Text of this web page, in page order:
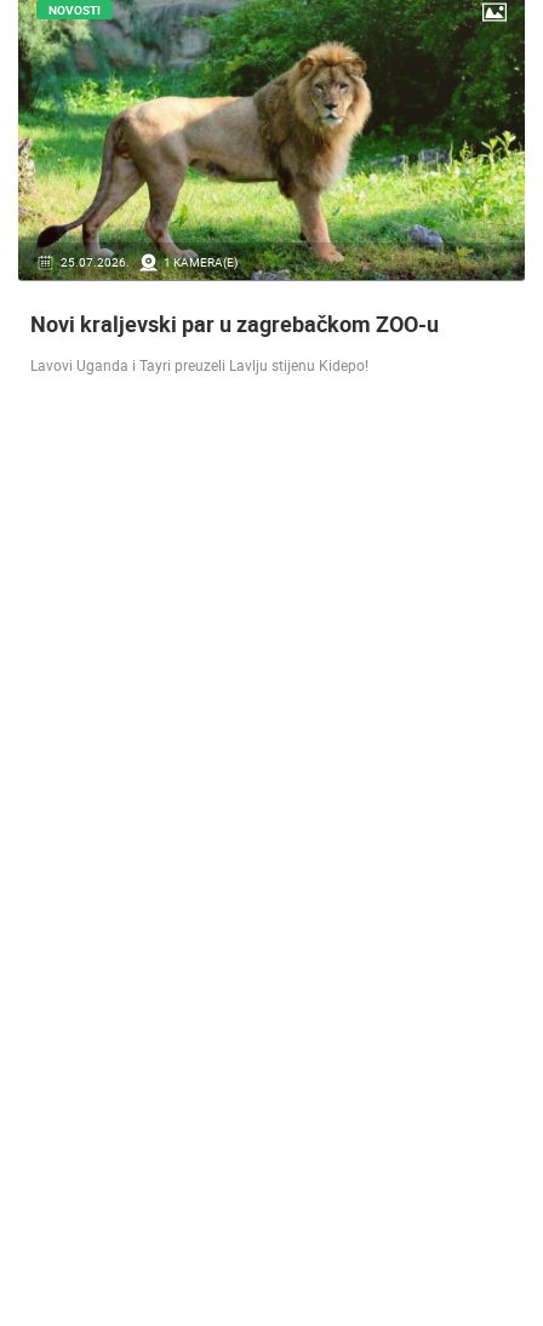
16.07.2018. 9 KAMERA(E)
NOVOSTI
Doček Vatrenih u Zagrebu nakon osvojenog
srebra [ ZADAR - SPLIT 17.07 ]